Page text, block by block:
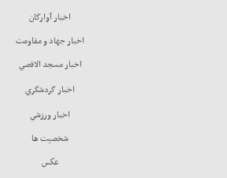
اخبار آوارگان
اخبار جهاد و مقاومت
اخبار مسجد الاقصي
اخبار گردشگري
اخبار ورزشي
شخصيت ها
عكس